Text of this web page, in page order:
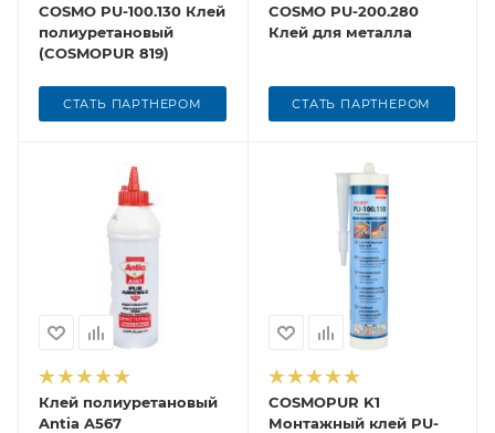
COSMO PU-100.130 Клей
полиуретановый
(COSMOPUR 819)
СТАТЬ ПАРТНЕРОМ
COSMO PU-200.280
Клей для металла
СТАТЬ ПАРТНЕРОМ
Клей полиуретановый
Antia A567
COSMOPUR K1
Монтажный клей PU-